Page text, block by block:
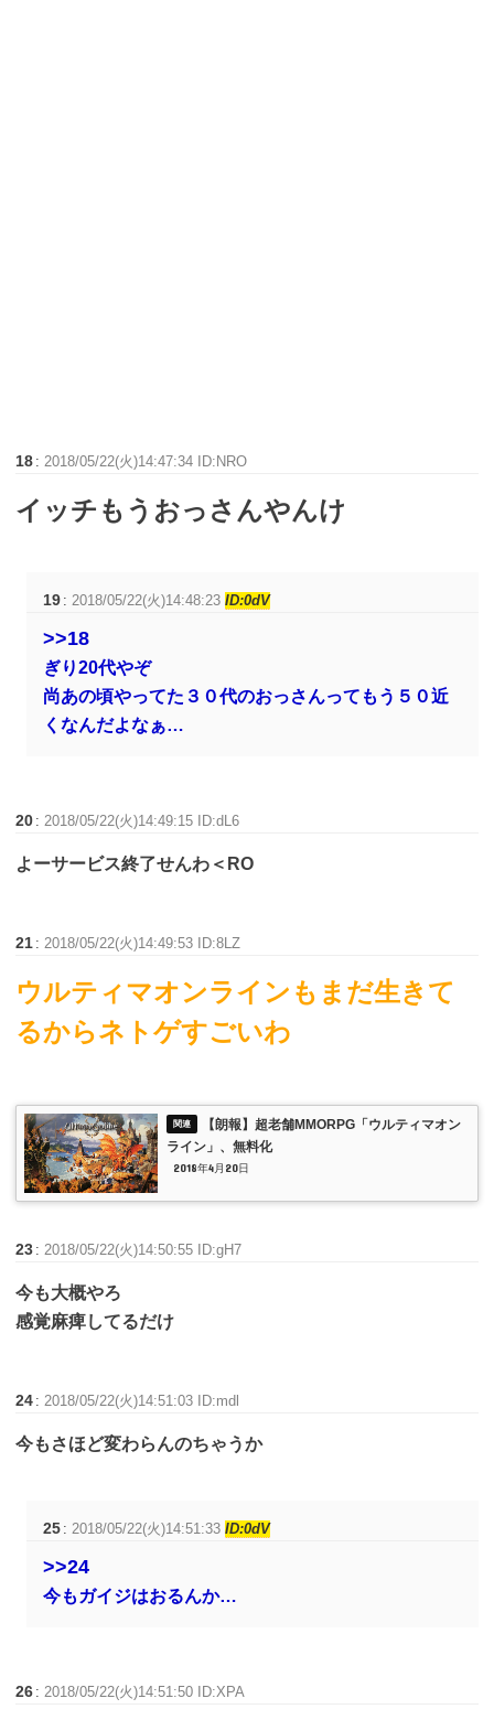
18 : 2018/05/22(火)14:47:34 ID:NRO
イッチもうおっさんやんけ
19 : 2018/05/22(火)14:48:23ID:0dV
>>18
ぎり20代やぞ
尚あの頃やってた３０代のおっさんってもう５０近
くなんだよなぁ…
20 : 2018/05/22(火)14:49:15 ID:dL6
よーサービス終了せんわ＜RO
21 : 2018/05/22(火)14:49:53 ID:8LZ
ウルティマオンラインもまだ生きて
るからネトゲすごいわ
【朗報】超老舗MMORPG「ウルティマオン
ライン」、無料化
2018年4月20日
23 : 2018/05/22(火)14:50:55 ID:gH7
今も大概やろ
感覚麻痺してるだけ
24 : 2018/05/22(火)14:51:03 ID:mdl
今もさほど変わらんのちゃうか
25 : 2018/05/22(火)14:51:33ID:0dV
>>24
今もガイジはおるんか…
26 : 2018/05/22(火)14:51:50 ID:XPA